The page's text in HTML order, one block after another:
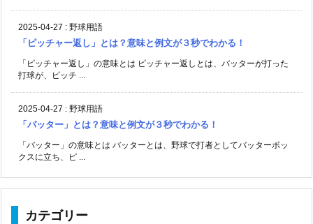
2025-04-27 : 野球用語
「ピッチャー返し」とは？意味と例文が３秒でわかる！
「ピッチャー返し」の意味とは ピッチャー返しとは、バッターが打った
打球が、ピッチ ...
2025-04-27 : 野球用語
「バッター」とは？意味と例文が３秒でわかる！
「バッター」の意味とは バッターとは、野球で打者としてバッターボッ
クスに立ち、ピ ...
カテゴリー